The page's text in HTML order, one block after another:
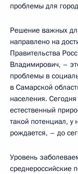
проблемы для
Решение важных
направлено на
Правительства
Владимирович, –
проблемы в
в Самарской
населения.
естественный
такой потенциал, у
рождается, – до
Уровень
среднероссийские